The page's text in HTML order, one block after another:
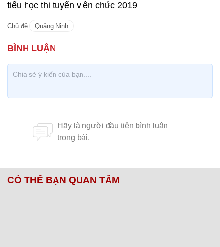
tiểu học thi tuyển viên chức 2019
Chủ đề: Quảng Ninh
CÓ THỂ BẠN QUAN TÂM